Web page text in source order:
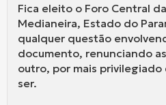
Fica eleito o Foro Central
Medianeira, Estado do
qualquer questão
documento, renunciando
outro, por mais privilegiado
ser.